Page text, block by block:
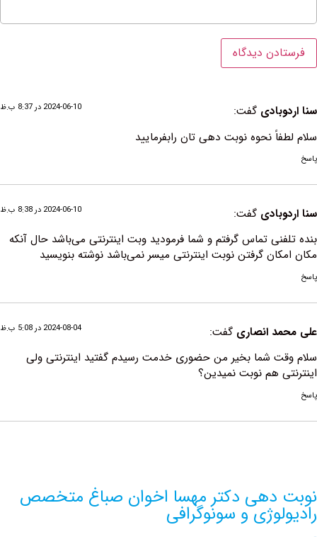
گفت: 2024-06-10 در 8:37 ب.ظ
نحوه نوبت دهی تان رابفرمایید
گفت: 2024-06-10 در 8:38 ب.ظ
تماس گرفتم و شما فرمودید وبت اینترنتی می‌باشد حال آنکه
گرفتن نوبت اینترنتی میسر نمی‌باشد نوشته بنویسید
انصاری گفت: 2024-08-04 در 5:08 ب.ظ
شما بخیر من حضوری خدمت رسیدم گفتید اینترنتی ولی
هم نوبت نمیدین؟
دهی دکتر مهسا اخوان صباغ متخصص
و سونوگرافی